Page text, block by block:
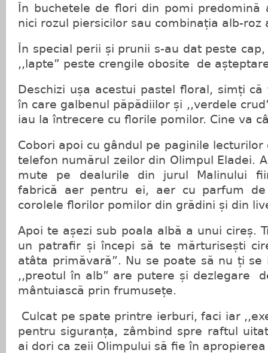
În buchetele de flori din pomi predomină
nici rozul piersicilor sau combinația alb-roz
În special perii și prunii s-au dat peste
,,lapte” peste crengile obosite de
Deschizi ușa acestui pastel floral, simți
în care galbenul păpădiilor și ,,verdele
iau la întrecere cu florile pomilor. Cine va
Cobori apoi cu gândul pe paginile
telefon numărul zeilor din Olimpul Eladei.
mute pe dealurile din jurul Malinului
fabrică aer pentru ei, aer cu parfum
corolele florilor pomilor din grădini și din
Apoi te așezi sub poala albă a unui cireș.
un patrafir și începi să te mărturisești
atâta primăvară”. Nu se poate să nu ți se
,,preotul în alb” are putere și dezlegare
mântuiască prin frumusețe.
Culcat pe spate printre ierburi, faci iar
pentru siguranța, zâmbind spre raftul
ai dori ca zeii Olimpului să fie în